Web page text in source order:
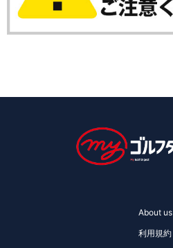
About us
利用規約